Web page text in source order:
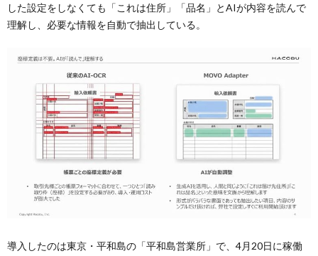
した設定をしなくても「これは住所」「品名」とAIが内容を読んで
理解し、必要な情報を自動で抽出している。
導入したのは東京・平和島の「平和島営業所」で、4月20日に稼働